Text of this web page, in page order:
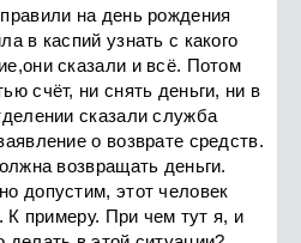
на день рождения
в каспий узнать с какого
сказали и всё. Потом
счёт, ни снять деньги, ни в
сказали служба
о возврате средств.
возвращать деньги.
допустим, этот человек
К примеру. При чем тут я, и